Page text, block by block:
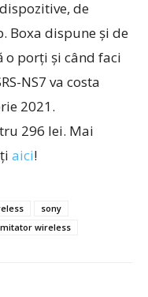
de
Boxa dispune și de
o porți și când faci
NS7 va costa
2021.
296 lei. Mai
aici!
sony
wireless